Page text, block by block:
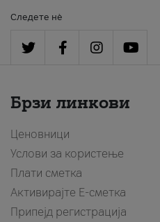
Следете нè
Брзи линкови
Ценовници
Услови за користење
Плати сметка
Активирајте Е-сметка
Припејд регистрација